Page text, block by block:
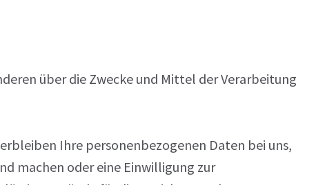
über die Zwecke und Mittel der Verarbeitung
Ihre personenbezogenen Daten bei uns,
machen oder eine Einwilligung zur